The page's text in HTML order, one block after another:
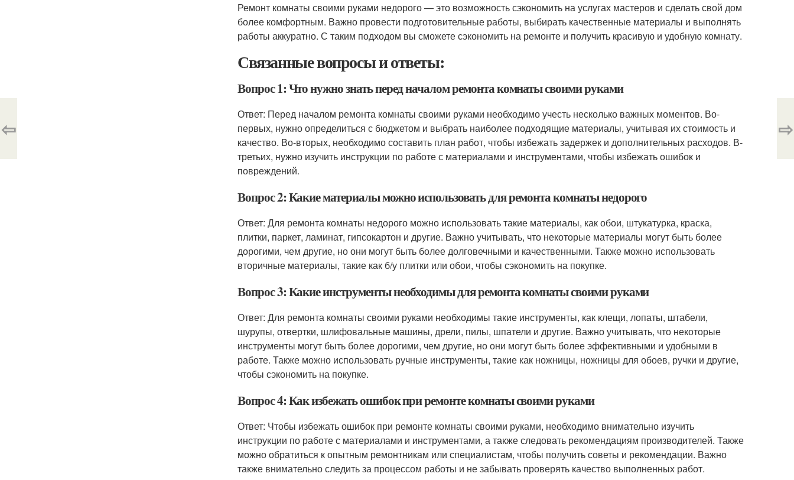
Ремонт комнаты своими руками недорого — это возможность сэкономить на услугах мастеров и сделать свой дом
более комфортным. Важно провести подготовительные работы, выбирать качественные материалы и выполнять
работы аккуратно. С таким подходом вы сможете сэкономить на ремонте и получить красивую и удобную комнату.
Связанные вопросы и ответы:
Вопрос 1: Что нужно знать перед началом ремонта комнаты своими руками
Ответ: Перед началом ремонта комнаты своими руками необходимо учесть несколько важных моментов. Во-
первых, нужно определиться с бюджетом и выбрать наиболее подходящие материалы, учитывая их стоимость и
качество. Во-вторых, необходимо составить план работ, чтобы избежать задержек и дополнительных расходов. В-
третьих, нужно изучить инструкции по работе с материалами и инструментами, чтобы избежать ошибок и
повреждений.
Вопрос 2: Какие материалы можно использовать для ремонта комнаты недорого
Ответ: Для ремонта комнаты недорого можно использовать такие материалы, как обои, штукатурка, краска,
плитки, паркет, ламинат, гипсокартон и другие. Важно учитывать, что некоторые материалы могут быть более
дорогими, чем другие, но они могут быть более долговечными и качественными. Также можно использовать
вторичные материалы, такие как б/у плитки или обои, чтобы сэкономить на покупке.
Вопрос 3: Какие инструменты необходимы для ремонта комнаты своими руками
Ответ: Для ремонта комнаты своими руками необходимы такие инструменты, как клещи, лопаты, штабели,
шурупы, отвертки, шлифовальные машины, дрели, пилы, шпатели и другие. Важно учитывать, что некоторые
инструменты могут быть более дорогими, чем другие, но они могут быть более эффективными и удобными в
работе. Также можно использовать ручные инструменты, такие как ножницы, ножницы для обоев, ручки и другие,
чтобы сэкономить на покупке.
Вопрос 4: Как избежать ошибок при ремонте комнаты своими руками
Ответ: Чтобы избежать ошибок при ремонте комнаты своими руками, необходимо внимательно изучить
инструкции по работе с материалами и инструментами, а также следовать рекомендациям производителей. Также
можно обратиться к опытным ремонтникам или специалистам, чтобы получить советы и рекомендации. Важно
также внимательно следить за процессом работы и не забывать проверять качество выполненных работ.
⇦ ⇨